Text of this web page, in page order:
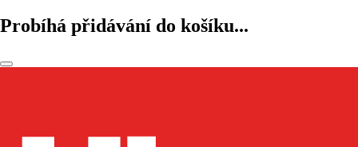
Probíhá přidávání do košíku...